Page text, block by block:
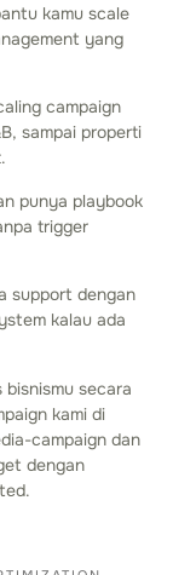
kamu scale
yang
campaign
sampai properti
punya playbook
trigger
support dengan
kalau ada
secara
kami di
campaign dan
dengan